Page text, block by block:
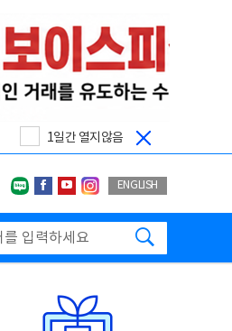
1일간 열지않음
네이버블로그
페이스북
유투브인스타그랩
ENGLISH